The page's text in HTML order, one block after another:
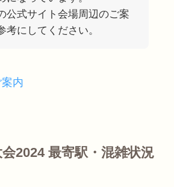
公式サイト会場周辺のご案
考にしてください。
内
2024 最寄駅・混雑状況